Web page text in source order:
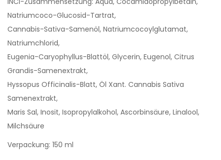
Natriumcoco-Glucosid-Tartrat,
Cannabis-Sativa-Samenöl, Natriumcocoylglutamat,
Natriumchlorid,
Eugenia-Caryophyllus-Blattöl, Glycerin, Eugenol, Citrus
Grandis-Samenextrakt,
Hyssopus Officinalis-Blatt, Öl Xant. Cannabis Sativa
Samenextrakt,
Maris Sal, Inosit, Isopropylalkohol, Ascorbinsäure, Linalool,
Milchsäure
Verpackung: 150 ml